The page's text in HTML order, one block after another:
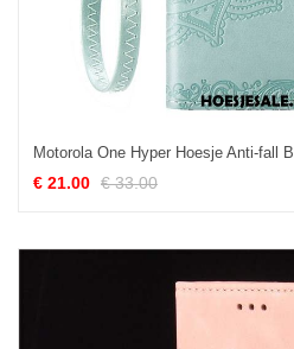
€ 21.00 € 33.00